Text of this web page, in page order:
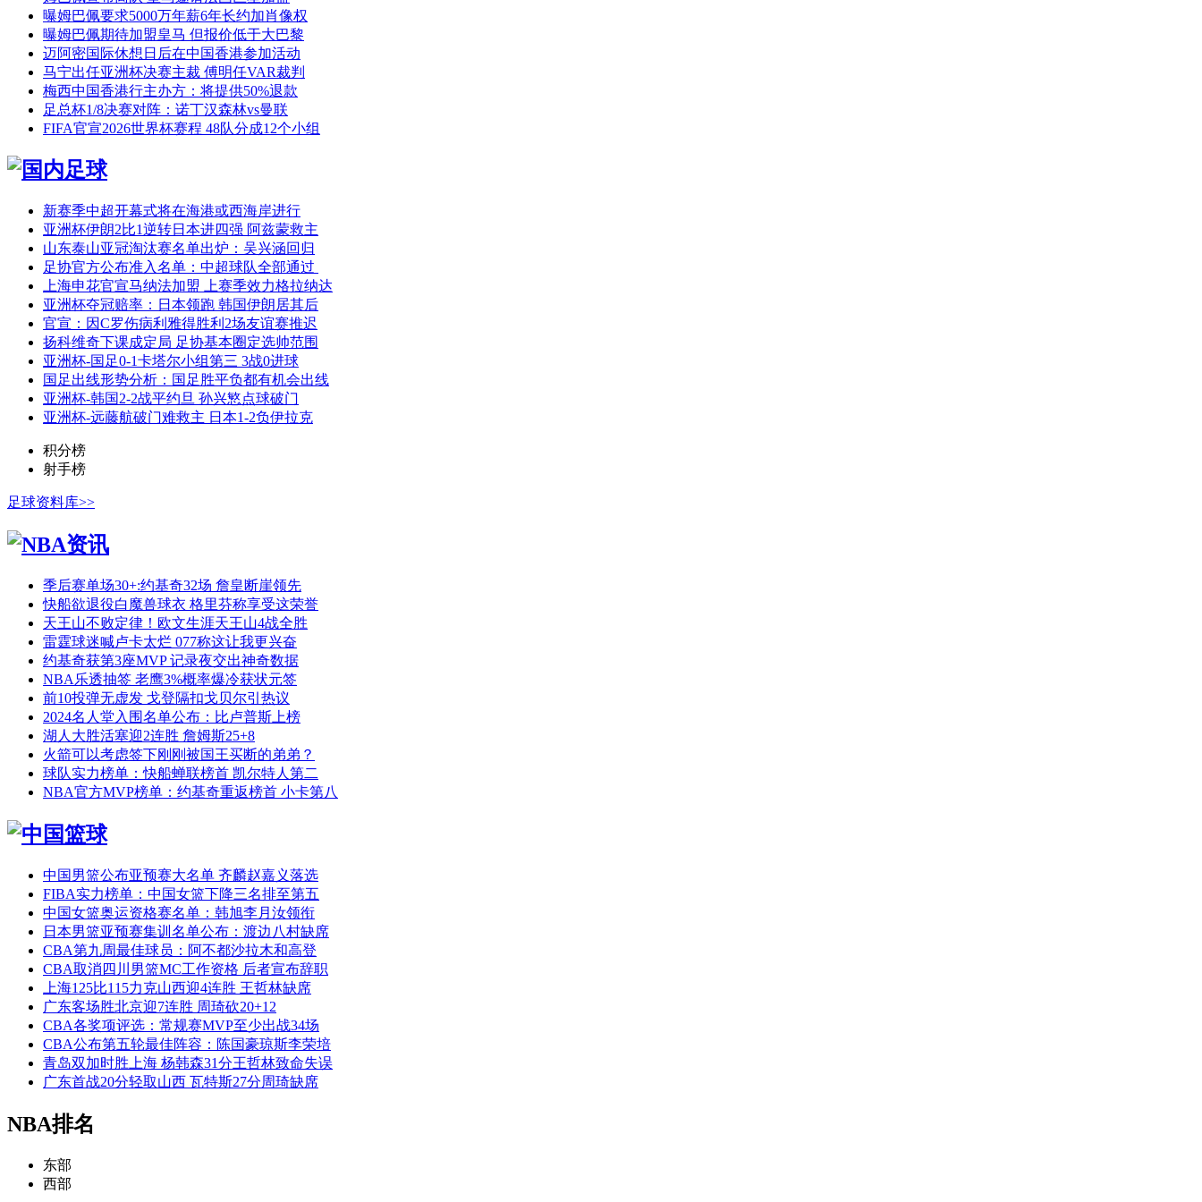
曝姆巴佩要求5000万年薪6年长约加肖像权
曝姆巴佩期待加盟皇马 但报价低于大巴黎
迈阿密国际休想日后在中国香港参加活动
马宁出任亚洲杯决赛主裁 傅明任VAR裁判
梅西中国香港行主办方：将提供50%退款
足总杯1/8决赛对阵：诺丁汉森林vs曼联
FIFA官宣2026世界杯赛程 48队分成12个小组
新赛季中超开幕式将在海港或西海岸进行
亚洲杯伊朗2比1逆转日本进四强 阿兹蒙救主
山东泰山亚冠淘汰赛名单出炉：吴兴涵回归
足协官方公布准入名单：中超球队全部通过
上海申花官宣马纳法加盟 上赛季效力格拉纳达
亚洲杯夺冠赔率：日本领跑 韩国伊朗居其后
官宣：因C罗伤病利雅得胜利2场友谊赛推迟
扬科维奇下课成定局 足协基本圈定选帅范围
亚洲杯-国足0-1卡塔尔小组第三 3战0进球
国足出线形势分析：国足胜平负都有机会出线
亚洲杯-韩国2-2战平约旦 孙兴慜点球破门
亚洲杯-远藤航破门难救主 日本1-2负伊拉克
积分榜
射手榜
足球资料库>>
季后赛单场30+:约基奇32场 詹皇断崖领先
快船欲退役白魔兽球衣 格里芬称享受这荣誉
天王山不败定律！欧文生涯天王山4战全胜
雷霆球迷喊卢卡太烂 077称这让我更兴奋
约基奇获第3座MVP 记录夜交出神奇数据
NBA乐透抽签 老鹰3%概率爆冷获状元签
前10投弹无虚发 戈登隔扣戈贝尔引热议
2024名人堂入围名单公布：比卢普斯上榜
湖人大胜活塞迎2连胜 詹姆斯25+8
火箭可以考虑签下刚刚被国王买断的弟弟？
球队实力榜单：快船蝉联榜首 凯尔特人第二
NBA官方MVP榜单：约基奇重返榜首 小卡第八
中国男篮公布亚预赛大名单 齐麟赵嘉义落选
FIBA实力榜单：中国女篮下降三名排至第五
中国女篮奥运资格赛名单：韩旭李月汝领衔
日本男篮亚预赛集训名单公布：渡边八村缺席
CBA第九周最佳球员：阿不都沙拉木和高登
CBA取消四川男篮MC工作资格 后者宣布辞职
上海125比115力克山西迎4连胜 王哲林缺席
广东客场胜北京迎7连胜 周琦砍20+12
CBA各奖项评选：常规赛MVP至少出战34场
CBA公布第五轮最佳阵容：陈国豪琼斯李荣培
青岛双加时胜上海 杨韩森31分王哲林致命失误
广东首战20分轻取山西 瓦特斯27分周琦缺席
NBA排名
东部
西部